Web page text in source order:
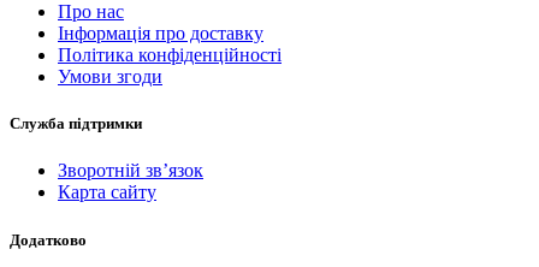
Про нас
Інформація про доставку
Політика конфіденційності
Умови згоди
Служба підтримки
Зворотній зв’язок
Карта сайту
Додатково